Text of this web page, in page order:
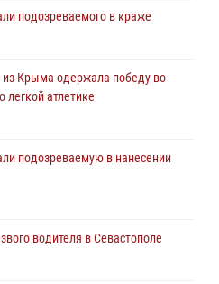
подозреваемого в краже
из Крыма одержала победу во
легкой атлетике
подозреваемую в нанесении
водителя в Севастополе